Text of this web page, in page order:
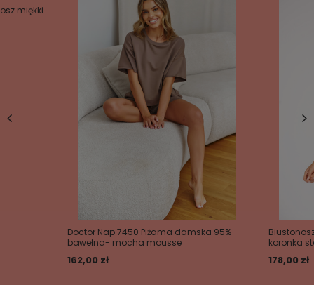
miękki
Doctor Nap 7450 Piżama damska 95%
bawełna- mocha mousse
162,00 zł
koronka
178,00 zł